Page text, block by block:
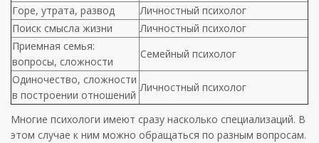
Горе, утрата, развод
Личностный психолог
Поиск смысла жизни
Личностный психолог
Приемная семья:
вопросы, сложности
Семейный психолог
Одиночество, сложности
в построении отношений
Личностный психолог
Многие психологи имеют сразу насколько специализаций. В
этом случае к ним можно обращаться по разным вопросам.